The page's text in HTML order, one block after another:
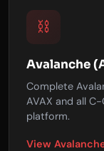
⛓️
Avalanche
Complete
AVAX and all
platform.
View